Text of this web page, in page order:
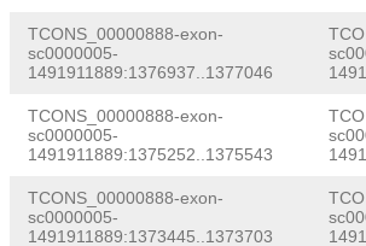
TCONS_00000888-exon-
sc0000005-
1491911889:1376937..1377046
TCONS_00000888-exon-
sc0000005-
1491911889:1375252..1375543
TCONS_00000888-exon-
sc0000005-
1491911889:1373445..1373703